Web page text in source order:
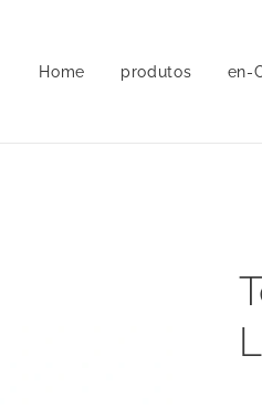
Home produtos en-